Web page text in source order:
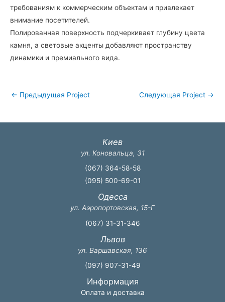
требованиям к коммерческим объектам и привлекает
внимание посетителей.
Полированная поверхность подчеркивает глубину цвета
камня, а световые акценты добавляют пространству
динамики и премиального вида.
← Предыдущая Project Следующая Project →
Киев
ул. Коновальца, 31
(067) 364-58-58
(095) 500-69-01
Одесса
ул. Аэропортовская, 15-Г
(067) 31-31-346
Львов
ул. Варшавская, 136
(097) 907-31-49
Информация
Оплата и доставка